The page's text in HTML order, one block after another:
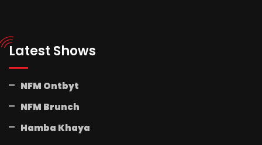
Latest Shows
NFM Ontbyt
NFM Brunch
Hamba Khaya